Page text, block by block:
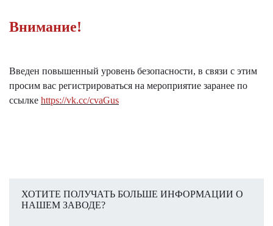
Внимание!
Введен повышенный уровень безопасности, в связи с этим
просим вас регистрироваться на мероприятие заранее по
ссылке https://vk.cc/cvaGus
ХОТИТЕ ПОЛУЧАТЬ БОЛЬШЕ ИНФОРМАЦИИ О
НАШЕМ ЗАВОДЕ?